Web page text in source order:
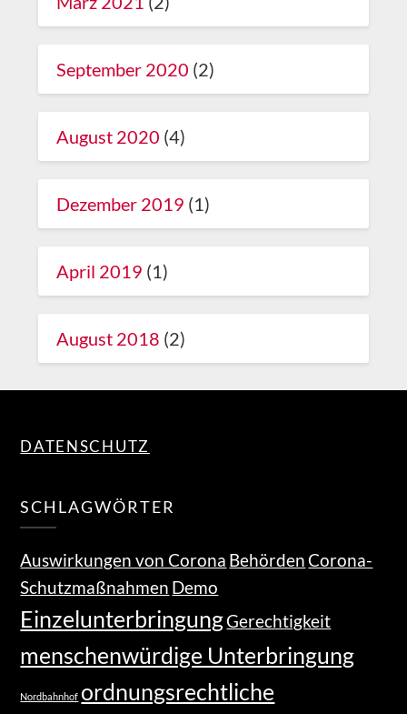
September 2020 (2)
August 2020 (4)
Dezember 2019 (1)
April 2019 (1)
August 2018 (2)
DATENSCHUTZ
SCHLAGWÖRTER
Auswirkungen von Corona BehördenCorona-
Schutzmaßnahmen Demo
EinzelunterbringungGerechtigkeit
menschenwürdige Unterbringung
Nordbahnhof ordnungsrechtliche